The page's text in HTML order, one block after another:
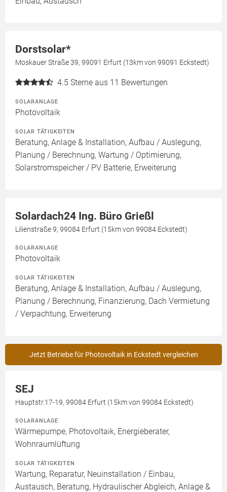
Dorstsolar*
Moskauer Straße 39, 99091 Erfurt (13km von 99091 Eckstedt)
4.5 Sterne aus 11 Bewertungen
SOLARANLAGE
Photovoltaik
SOLAR TÄTIGKEITEN
Beratung, Anlage & Installation, Aufbau / Auslegung,
Planung / Berechnung, Wartung / Optimierung,
Solarstromspeicher / PV Batterie, Erweiterung
Solardach24 Ing. Büro Grießl
Lilienstraße 9, 99084 Erfurt (15km von 99084 Eckstedt)
SOLARANLAGE
Photovoltaik
SOLAR TÄTIGKEITEN
Beratung, Anlage & Installation, Aufbau / Auslegung,
Planung / Berechnung, Finanzierung, Dach Vermietung
/ Verpachtung, Erweiterung
Jetzt Betriebe für Photovoltaik in Eckstedt vergleichen
SEJ
Hauptstr.17-19, 99084 Erfurt (15km von 99084 Eckstedt)
SOLARANLAGE
Wärmepumpe, Photovoltaik, Energieberater,
Wohnraumlüftung
SOLAR TÄTIGKEITEN
Wartung, Reparatur, Neuinstallation / Einbau,
Austausch, Beratung, Hydraulischer Abgleich, Anlage &